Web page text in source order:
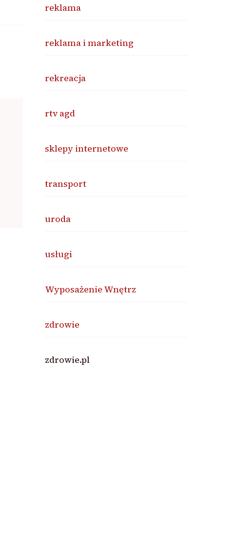
reklama
reklama i marketing
rekreacja
rtv agd
sklepy internetowe
transport
uroda
usługi
Wyposażenie Wnętrz
zdrowie
zdrowie.pl